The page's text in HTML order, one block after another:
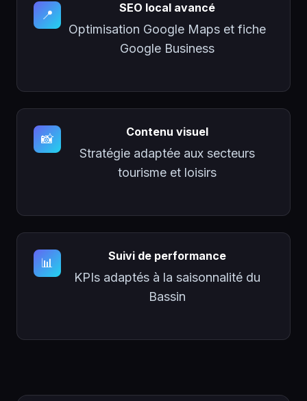
📍 SEO local avancé
Optimisation Google Maps et fiche
Google Business
📸 Contenu visuel
Stratégie adaptée aux secteurs
tourisme et loisirs
📊 Suivi de performance
KPIs adaptés à la saisonnalité du
Bassin